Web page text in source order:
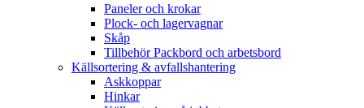
Paneler och krokar
Plock- och lagervagnar
Skåp
Tillbehör Packbord och arbetsbord
Källsortering & avfallshantering
Askkoppar
Hinkar